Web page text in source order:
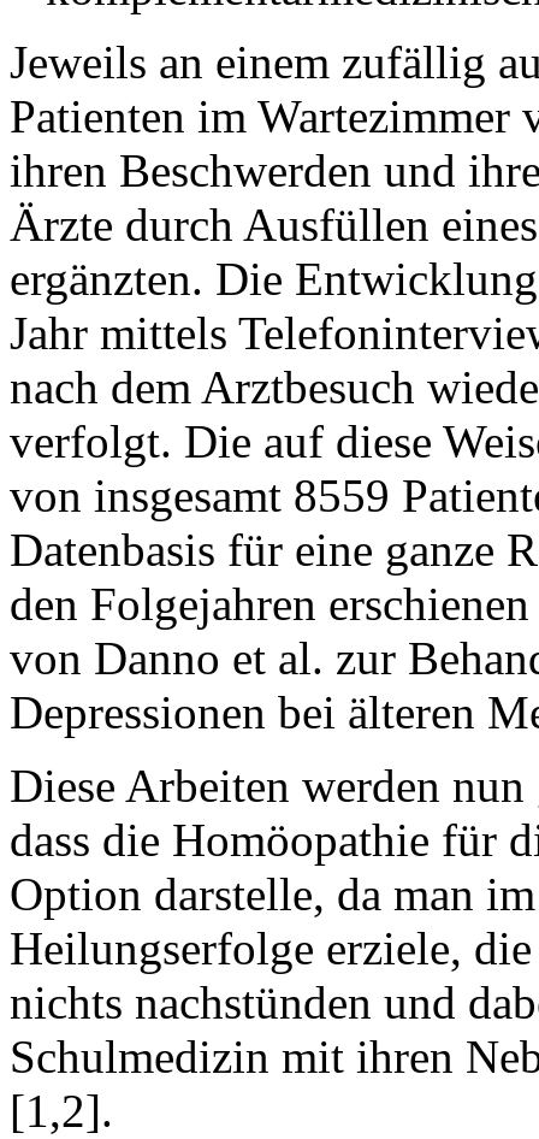
Jeweils an einem zufällig
Patienten im Wartezimmer
ihren Beschwerden und
Ärzte durch Ausfüllen
ergänzten. Die
Jahr mittels
nach dem Arztbesuch
verfolgt. Die auf diese
von insgesamt 8559
Datenbasis für eine ganze
den Folgejahren
von Danno et al. zur
Depressionen bei älteren
Diese Arbeiten werden
dass die Homöopathie für
Option darstelle, da man
Heilungserfolge erziele,
nichts nachstünden und
Schulmedizin mit ihren
[1,2].